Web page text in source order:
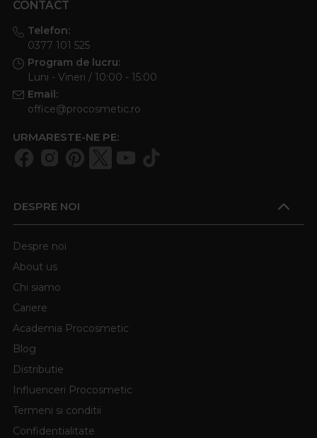
CONTACT
Telefon:
0377 101 525
Program de lucru:
Luni - Vineri / 10:00 - 15:00
Email:
office@procosmetic.ro
URMARESTE-NE PE:
DESPRE NOI
Despre noi
About us
Chi siamo
Cariere
Academia Procosmetic
Blog
Distributie
Influenceri Procosmetic
Termeni si conditii
Confidentialitate